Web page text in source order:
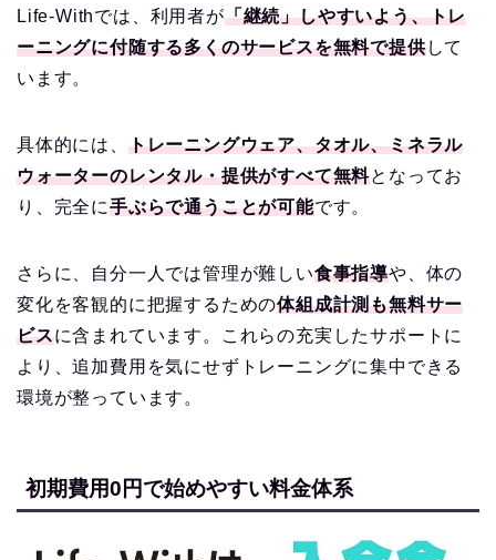
Life-Withでは、利用者が「継続」しやすいよう、トレ
ーニングに付随する多くのサービスを無料で提供して
います。
具体的には、 トレーニングウェア、タオル、ミネラル
ウォーターのレンタル・提供がすべて無料となってお
り、完全に手ぶらで通うことが可能です。
さらに、自分一人では管理が難しい食事指導や、体の
変化を客観的に把握するための体組成計測も無料サー
ビスに含まれています。これらの充実したサポートに
より、追加費用を気にせずトレーニングに集中できる
環境が整っています。
初期費用0円で始めやすい料金体系